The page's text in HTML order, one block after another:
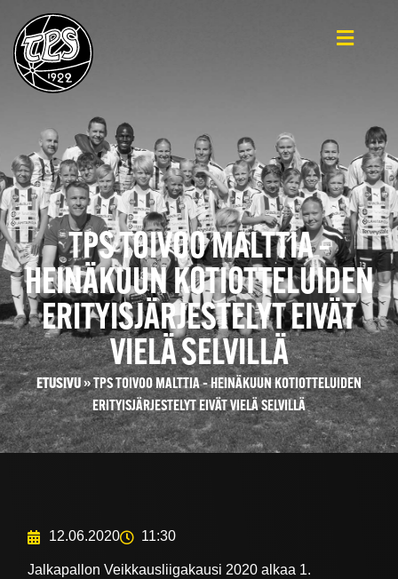
TPS TOIVOO MALTTIA –
HEINÄKUUN KOTIOTTELUIDEN
ERITYISJÄRJESTELYT EIVÄT
VIELÄ SELVILLÄ
ETUSIVU»TPS TOIVOO MALTTIA – HEINÄKUUN KOTIOTTELUIDEN
ERITYISJÄRJESTELYT EIVÄT VIELÄ SELVILLÄ
12.06.2020 11:30
Jalkapallon Veikkausliigakausi 2020 alkaa 1.